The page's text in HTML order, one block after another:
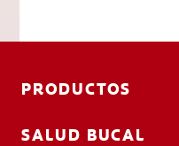
PRODUCTOS
SALUD BUCAL